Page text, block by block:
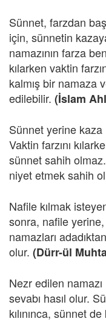
Sünnet, farzdan
için, sünnetin
namazının farza
kılarken vaktin
kalmış bir namaza
edilebilir. (İslam
Sünnet yerine kaza
Vaktin farzını
sünnet sahih
niyet etmek sahih
Nafile kılmak
sonra, nafile yerine,
namazları
olur. (Dürr-ül
Nezr edilen
sevabı hasıl olur.
kılınınca, sünnet de